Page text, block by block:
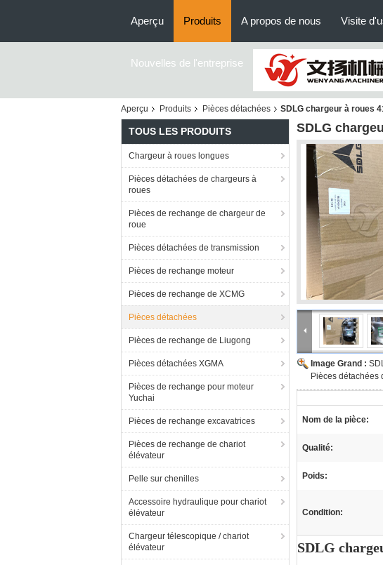
Aperçu Produits A propos de nous Visite
Nouvelles de l'entreprise
Aperçu Produits Pièces détachées SDLG chargeur à roues
TOUS LES PRODUITS
Chargeur à roues longues
Pièces détachées de chargeurs à
roues
Pièces de rechange de chargeur de
roue
Pièces détachées de transmission
Pièces de rechange moteur
Pièces de rechange de XCMG
Pièces détachées
Pièces de rechange de Liugong
Pièces détachées XGMA
Pièces de rechange pour moteur
Yuchai
Pièces de rechange excavatrices
Pièces de rechange de chariot
élévateur
Pelle sur chenilles
Accessoire hydraulique pour chariot
élévateur
Chargeur télescopique / chariot
élévateur
SDLG
Image Grand :
Pièces détachées
Nom de la pièce:
Qualité:
Poids:
Condition:
SDLG